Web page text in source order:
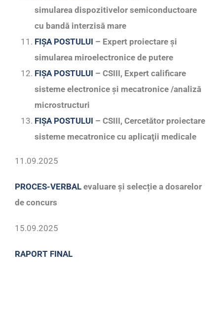
simularea dispozitivelor semiconductoare
cu bandă interzisă mare
FIȘA POSTULUI – Expert proiectare şi
simularea miroelectronice de putere
FIȘA POSTULUI – CSIII, Expert calificare
sisteme electronice şi mecatronice /analiză
microstructuri
FIȘA POSTULUI – CSIII, Cercetător proiectare
sisteme mecatronice cu aplicaţii medicale
11.09.2025
PROCES-VERBAL evaluare și selecție a dosarelor
de concurs
15.09.2025
RAPORT FINAL